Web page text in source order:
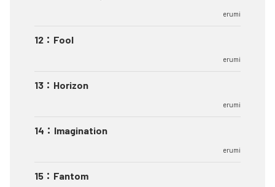
erumi
12 ： Fool
erumi
13 ： Horizon
erumi
14 ： Imagination
erumi
15 ： Fantom